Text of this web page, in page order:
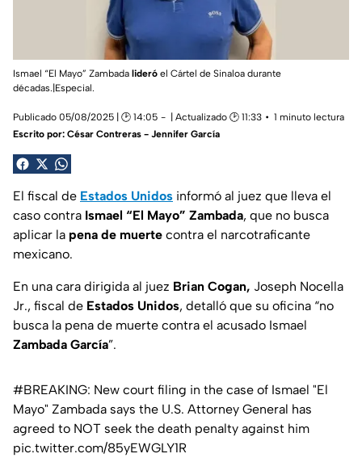
Ismael “El Mayo” Zambada lideró el Cártel de Sinaloa durante
décadas.|Especial.
Publicado 05/08/2025 | 🕑 14:05 | Actualizado 🕑 11:33
1 minuto lectura
Escrito por: César Contreras - Jennifer García
El fiscal de Estados Unidos informó al juez que lleva el
caso contra Ismael “El Mayo” Zambada, que no busca
aplicar la pena de muerte contra el narcotraficante
mexicano.
En una cara dirigida al juez Brian Cogan, Joseph Nocella
Jr., fiscal de Estados Unidos, detalló que su oficina “no
busca la pena de muerte contra el acusado Ismael
Zambada García”.
#BREAKING: New court filing in the case of Ismael "El
Mayo" Zambada says the U.S. Attorney General has
agreed to NOT seek the death penalty against him
pic.twitter.com/85yEWGLY1R